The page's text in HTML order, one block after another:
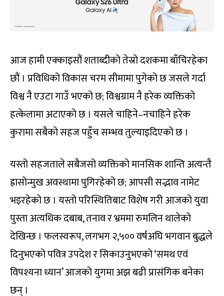
आज हामी एक्काइसौं शताब्दीको तेस्रो दशकमा बाँचिरहेका
छौं । प्रविधिको विकास चरम सीमामा पुगेको छ जसले गर्दा
विश्व नै एउटा गाउँ भएको छ; विश्वग्राम नै हरेक व्यक्तिको
हत्केलामा अटाएको छ । यसले चाहिने–नचाहिने हरेक
कुरामा सबैको सहज पहुँच सम्भव तुल्याइदिएको छ ।
यस्तो सहजताले सबैजसो व्यक्तिको मानसिक शान्ति अत्यन्तै
ह्रासोन्मुख अवस्थामा पुगिरहेको छ; आपसी सद्भाव नामेट
भइरहेको छ । यस्तो परिस्थितिबाट विशेष गरी आजको युवा
पुस्ता अत्यधिक दबाब, तनाव र भ्रममा रुमलिन थालेको
देखिन्छ । फलस्वरूप, लगभग २,५०० वर्षअघि भगवान बुद्धले
दिनुभएको पवित्र उपदेश र सिकाउनुभएको ‘समथ एवं
विपश्यना ध्यान’ आजको युगमा अझ बढी प्रासंगिक बनेका
छन् ।